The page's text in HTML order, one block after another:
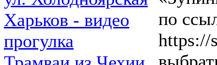
Харьков - видео
прогулка
по
https://